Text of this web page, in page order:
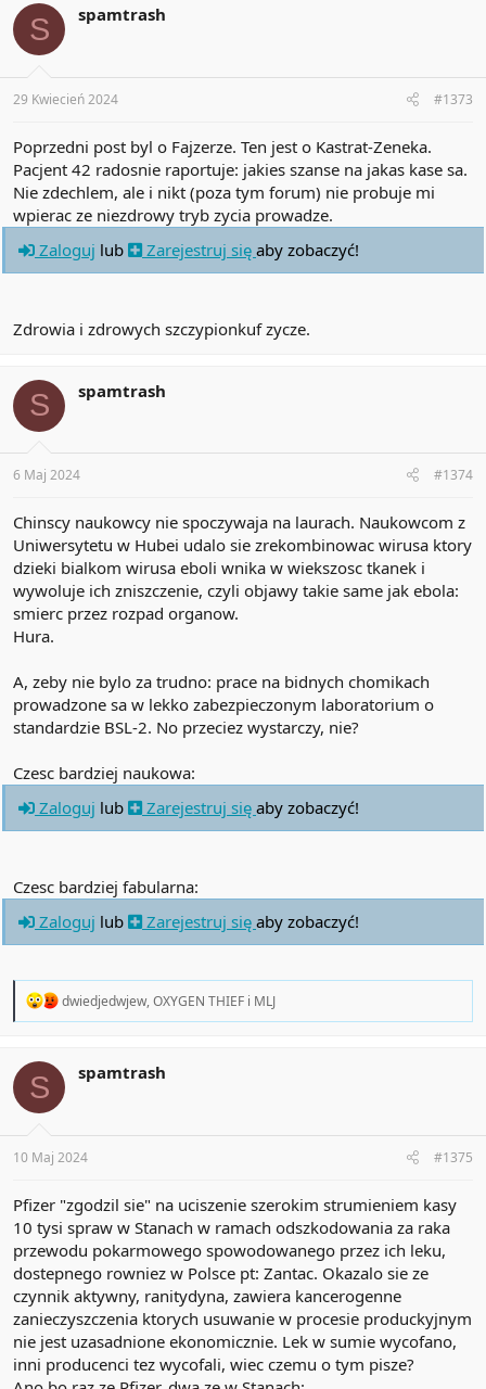
t
i
o
s
:
S spamtrash
29 Kwiecień 2024 #1373
Poprzedni post byl o Fajzerze. Ten jest o Kastrat-Zeneka.
Pacjent 42 radosnie raportuje: jakies szanse na jakas kase sa.
Nie zdechlem, ale i nikt (poza tym forum) nie probuje mi
wpierac ze niezdrowy tryb zycia prowadze.
Zaloguj lub Zarejestruj się aby zobaczyć!
Zdrowia i zdrowych szczypionkuf zycze.
S spamtrash
6 Maj 2024 #1374
Chinscy naukowcy nie spoczywaja na laurach. Naukowcom z
Uniwersytetu w Hubei udalo sie zrekombinowac wirusa ktory
dzieki bialkom wirusa eboli wnika w wiekszosc tkanek i
wywoluje ich zniszczenie, czyli objawy takie same jak ebola:
smierc przez rozpad organow.
Hura.
A, zeby nie bylo za trudno: prace na bidnych chomikach
prowadzone sa w lekko zabezpieczonym laboratorium o
standardzie BSL-2. No przeciez wystarczy, nie?
Czesc bardziej naukowa:
Zaloguj lub Zarejestruj się aby zobaczyć!
Czesc bardziej fabularna:
Zaloguj lub Zarejestruj się aby zobaczyć!
R
i
o
s
:
dwiedjedwjew,OXYGEN THIEF i MLJ
S spamtrash
10 Maj 2024 #1375
Pfizer "zgodzil sie" na uciszenie szerokim strumieniem kasy
10 tysi spraw w Stanach w ramach odszkodowania za raka
przewodu pokarmowego spowodowanego przez ich leku,
dostepnego rowniez w Polsce pt: Zantac. Okazalo sie ze
czynnik aktywny, ranitydyna, zawiera kancerogenne
zanieczyszczenia ktorych usuwanie w procesie produckyjnym
nie jest uzasadnione ekonomicznie. Lek w sumie wycofano,
inni producenci tez wycofali, wiec czemu o tym pisze?